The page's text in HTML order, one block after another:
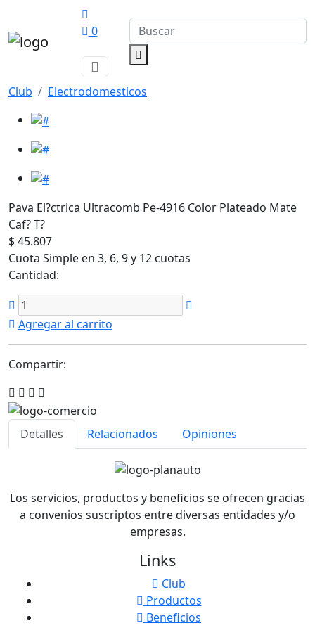
0
Club Electrodomesticos
Pava El?ctrica Ultracomb Pe-4916 Color Plateado Mate
Caf? T?
$ 45.807
Cuota Simple en 3, 6, 9 y 12 cuotas
Cantidad:
Agregar al carrito
Compartir:
Detalles Relacionados Opiniones
Los servicios, productos y beneficios se ofrecen gracias
a convenios suscriptos entre diversas entidades y/o
empresas.
Links
Club
Productos
Beneficios